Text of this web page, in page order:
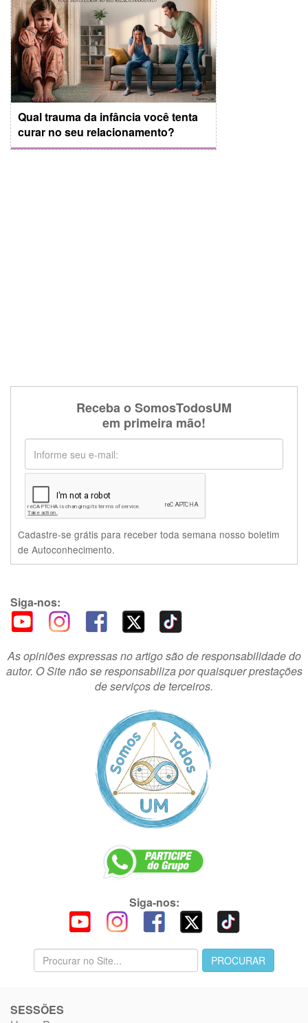
Qual trauma da infância você tenta
curar no seu relacionamento?
Receba o SomosTodosUM
em primeira mão!
Cadastre-se grátis para receber toda semana nosso boletim
de Autoconhecimento.
Siga-nos:
As opiniões expressas no artigo são de responsabilidade do
autor. O Site não se responsabiliza por quaisquer prestações
de serviços de terceiros.
Siga-nos:
SESSÕES